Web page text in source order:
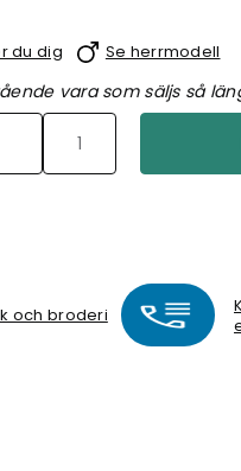
du dig Se herrmodell
vara som säljs så
och broderi